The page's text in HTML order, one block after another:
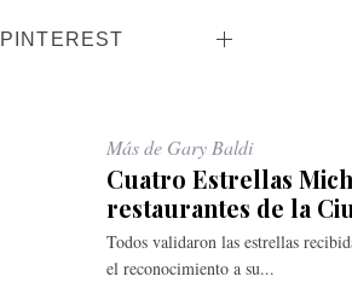
PINTEREST
Más de Gary Baldi
Cuatro Estrellas
restaurantes de la
Todos validaron las estrellas
el reconocimiento a su...